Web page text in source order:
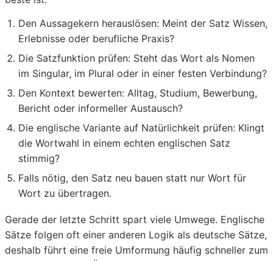
Den Aussagekern herauslösen: Meint der Satz Wissen,
Erlebnisse oder berufliche Praxis?
Die Satzfunktion prüfen: Steht das Wort als Nomen
im Singular, im Plural oder in einer festen Verbindung?
Den Kontext bewerten: Alltag, Studium, Bewerbung,
Bericht oder informeller Austausch?
Die englische Variante auf Natürlichkeit prüfen: Klingt
die Wortwahl in einem echten englischen Satz
stimmig?
Falls nötig, den Satz neu bauen statt nur Wort für
Wort zu übertragen.
Gerade der letzte Schritt spart viele Umwege. Englische
Sätze folgen oft einer anderen Logik als deutsche Sätze,
deshalb führt eine freie Umformung häufig schneller zum